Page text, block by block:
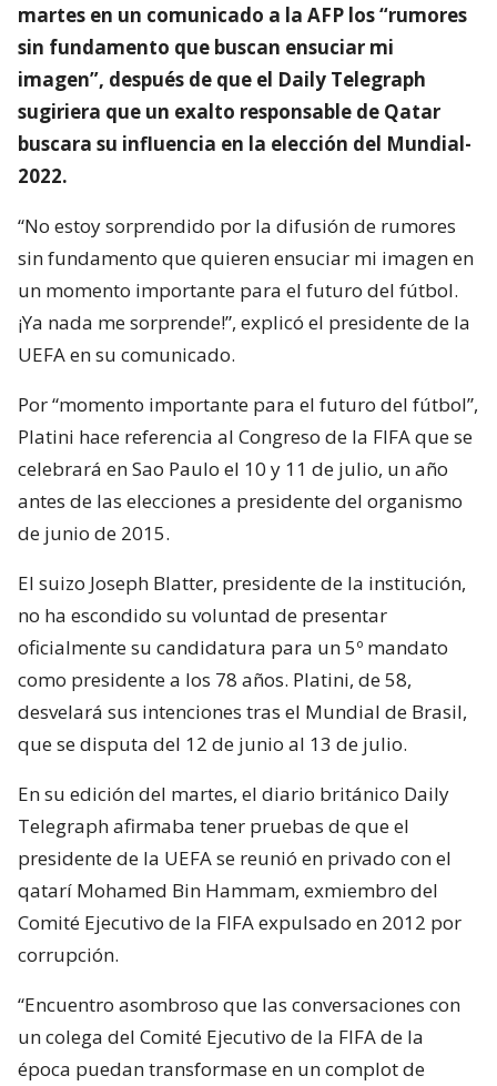
martes en un comunicado a la AFP los “rumores
sin fundamento que buscan ensuciar mi
imagen”, después de que el Daily Telegraph
sugiriera que un exalto responsable de Qatar
buscara su influencia en la elección del Mundial-
2022.
“No estoy sorprendido por la difusión de rumores
sin fundamento que quieren ensuciar mi imagen en
un momento importante para el futuro del fútbol.
¡Ya nada me sorprende!”, explicó el presidente de la
UEFA en su comunicado.
Por “momento importante para el futuro del fútbol”,
Platini hace referencia al Congreso de la FIFA que se
celebrará en Sao Paulo el 10 y 11 de julio, un año
antes de las elecciones a presidente del organismo
de junio de 2015.
El suizo Joseph Blatter, presidente de la institución,
no ha escondido su voluntad de presentar
oficialmente su candidatura para un 5º mandato
como presidente a los 78 años. Platini, de 58,
desvelará sus intenciones tras el Mundial de Brasil,
que se disputa del 12 de junio al 13 de julio.
En su edición del martes, el diario británico Daily
Telegraph afirmaba tener pruebas de que el
presidente de la UEFA se reunió en privado con el
qatarí Mohamed Bin Hammam, exmiembro del
Comité Ejecutivo de la FIFA expulsado en 2012 por
corrupción.
“Encuentro asombroso que las conversaciones con
un colega del Comité Ejecutivo de la FIFA de la
época puedan transformase en un complot de